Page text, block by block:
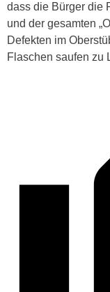
dass die Bürger die
und der gesamten
Defekten im
Flaschen saufen zu